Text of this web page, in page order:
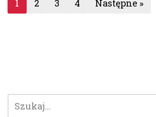
1 2 3 4 Następne »